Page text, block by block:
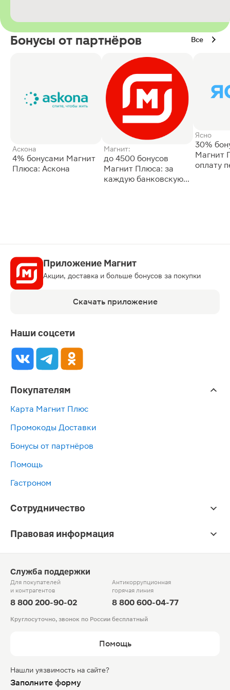
Бонусы от партнёров Все
Аскона
4% бонусами Магнит
Плюса: Аскона
Магнит:
до 4500 бонусов
Магнит Плюса: за
каждую банковскую
Ясно
30%
Магнит
оплату
Приложение Магнит
Акции, доставка и больше бонусов за покупки
Скачать приложение
Наши соцсети
Покупателям
Карта Магнит Плюс
Промокоды Доставки
Бонусы от партнёров
Помощь
Гастроном
Сотрудничество
Правовая информация
Служба поддержки
Для покупателей
и контрагентов
8 800 200-90-02
Антикоррупционная
горячая линия
8 800 600-04-77
Круглосуточно, звонок по России бесплатный
Помощь
Нашли уязвимость на сайте?
Заполните форму